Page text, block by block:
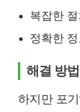
복잡한
정확한
해결 방법
하지만 포